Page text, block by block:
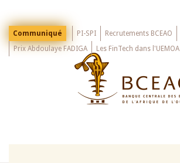
mainMenu
Top
Communiqué PI-SPI Recrutements BCEAO
Prix Abdoulaye FADIGA
Les FinTech dans l'UEMOA